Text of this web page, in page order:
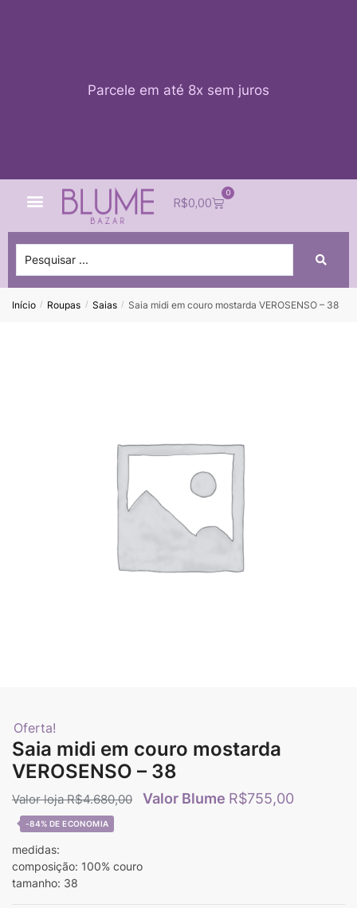
Parcele em até 8x sem juros
R$0,00
0
Início / Roupas / Saias / Saia midi em couro mostarda VEROSENSO – 38
Oferta!
Saia midi em couro mostarda
VEROSENSO – 38
R$4.680,00 R$755,00
-84%
medidas:
composição: 100% couro
tamanho: 38